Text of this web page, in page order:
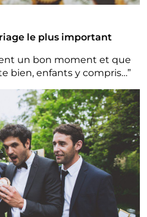
le plus important
un bon moment et que
bien, enfants y compris…”